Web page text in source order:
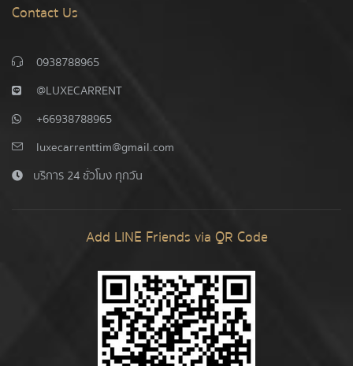
Contact Us
0938788965
@LUXECARRENT
+66938788965
luxecarrenttim@gmail.com
บริการ 24 ชั่วโมง ทุกวัน
Add LINE Friends via QR Code